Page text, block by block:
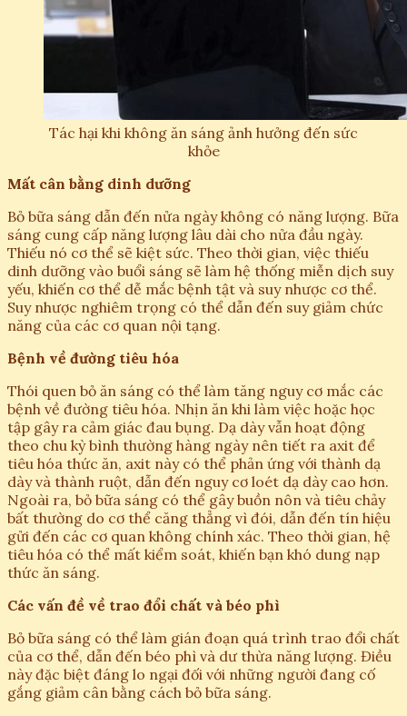
Tác hại khi không ăn sáng ảnh hưởng đến sức
khỏe
Mất cân bằng dinh dưỡng
Bỏ bữa sáng dẫn đến nửa ngày không có năng lượng. Bữa
sáng cung cấp năng lượng lâu dài cho nửa đầu ngày.
Thiếu nó cơ thể sẽ kiệt sức. Theo thời gian, việc thiếu
dinh dưỡng vào buổi sáng sẽ làm hệ thống miễn dịch suy
yếu, khiến cơ thể dễ mắc bệnh tật và suy nhược cơ thể.
Suy nhược nghiêm trọng có thể dẫn đến suy giảm chức
năng của các cơ quan nội tạng.
Bệnh về đường tiêu hóa
Thói quen bỏ ăn sáng có thể làm tăng nguy cơ mắc các
bệnh về đường tiêu hóa. Nhịn ăn khi làm việc hoặc học
tập gây ra cảm giác đau bụng. Dạ dày vẫn hoạt động
theo chu kỳ bình thường hàng ngày nên tiết ra axit để
tiêu hóa thức ăn, axit này có thể phản ứng với thành dạ
dày và thành ruột, dẫn đến nguy cơ loét dạ dày cao hơn.
Ngoài ra, bỏ bữa sáng có thể gây buồn nôn và tiêu chảy
bất thường do cơ thể căng thẳng vì đói, dẫn đến tín hiệu
gửi đến các cơ quan không chính xác. Theo thời gian, hệ
tiêu hóa có thể mất kiểm soát, khiến bạn khó dung nạp
thức ăn sáng.
Các vấn đề về trao đổi chất và béo phì
Bỏ bữa sáng có thể làm gián đoạn quá trình trao đổi chất
của cơ thể, dẫn đến béo phì và dư thừa năng lượng. Điều
này đặc biệt đáng lo ngại đối với những người đang cố
gắng giảm cân bằng cách bỏ bữa sáng.